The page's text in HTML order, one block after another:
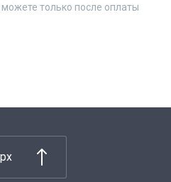
только после оплаты